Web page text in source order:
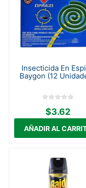
Insecticida En
Baygon (12
$3.62